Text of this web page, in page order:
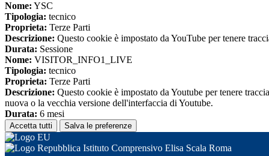
Nome: YSC
Tipologia: tecnico
Proprieta: Terze Parti
Descrizione: Questo cookie è impostato da YouTube per tenere
Durata: Sessione
Nome: VISITOR_INFO1_LIVE
Tipologia: tecnico
Proprieta: Terze Parti
Descrizione: Questo cookie è impostato da Youtube per tenere
nuova o la vecchia versione dell'interfaccia di Youtube.
Durata: 6 mesi
Accetta tutti Salva le preferenze
Istituto Comprensivo Elisa Scala Roma